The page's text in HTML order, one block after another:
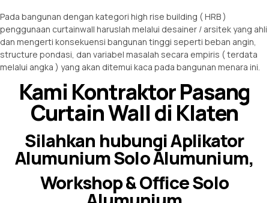
Pada bangunan dengan kategori high rise building ( HRB )
penggunaan curtainwall haruslah melalui desainer / arsitek yang ahli
dan mengerti konsekuensi bangunan tinggi seperti beban angin,
structure pondasi, dan variabel masalah secara empiris ( terdata
melalui angka ) yang akan ditemui kaca pada bangunan menara ini.
Kami Kontraktor Pasang
Curtain Wall di Klaten
Silahkan hubungi Aplikator
Alumunium Solo Alumunium,
Workshop & Office Solo